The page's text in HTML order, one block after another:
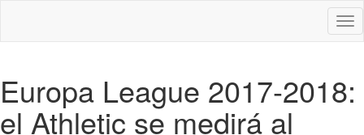
Europa League 2017-2018:
el Athletic se medirá al